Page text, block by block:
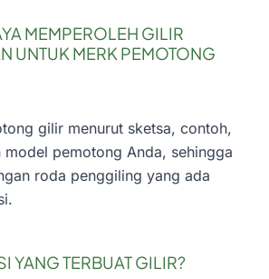
MEMPEROLEH GILIR
UNTUK MERK PEMOTONG
gilir menurut sketsa, contoh,
model pemotong Anda, sehingga
roda penggiling yang ada
YANG TERBUAT GILIR?